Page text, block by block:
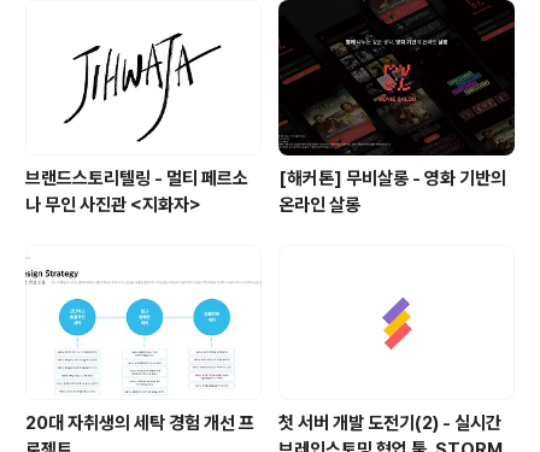
브랜드스토리텔링 - 멀티 페르소
나 무인 사진관 <지화자>
[해커톤] 무비살롱 - 영화 기반의
온라인 살롱
20대 자취생의 세탁 경험 개선 프
첫 서버 개발 도전기(2) - 실시간